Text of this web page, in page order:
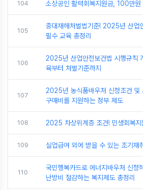
104 소상공인 활력회복지원금, 100만원
105
중대재해처벌법기준! 2025년 산업
필수 교육 총정리
106
2025년 산업안전보건법 시행규칙
육부터 처벌기준까지
107
2025년 농식품바우처 신청조건 및
구매비를 지원하는 정부 제도
108 2025 차상위계층 조건! 민생회복지
109 실업급여 외에 받을 수 있는 조기재
110
국민행복카드로 에너지바우처 신
난방비 절감하는 복지제도 총정리